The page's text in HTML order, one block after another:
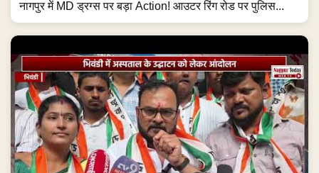
नागपुर में MD ड्रग्स पर बड़ा Action! आउटर रिंग रोड पर पुलिस...